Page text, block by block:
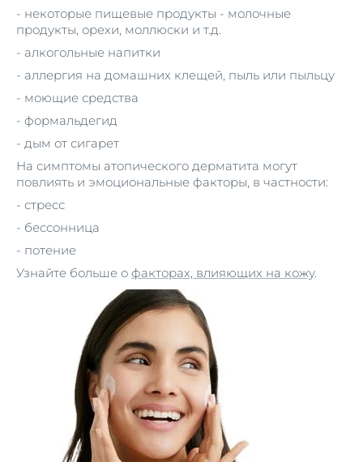
- некоторые пищевые продукты - молочные
продукты, орехи, моллюски и т.д.
- алкогольные напитки
- аллергия на домашних клещей, пыль или пыльцу
- моющие средства
- формальдегид
- дым от сигарет
На симптомы атопического дерматита могут
повлиять и эмоциональные факторы, в частности:
- стресс
- бессонница
- потение
Узнайте больше о факторах, влияющих на кожу.